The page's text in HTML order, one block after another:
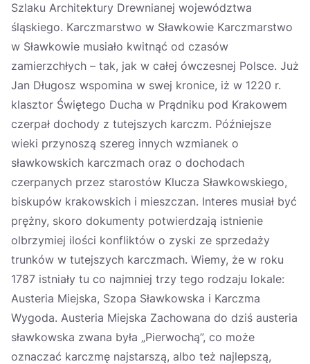
Szlaku Architektury Drewnianej województwa
śląskiego. Karczmarstwo w Sławkowie Karczmarstwo
w Sławkowie musiało kwitnąć od czasów
zamierzchłych – tak, jak w całej ówczesnej Polsce. Już
Jan Długosz wspomina w swej kronice, iż w 1220 r.
klasztor Świętego Ducha w Prądniku pod Krakowem
czerpał dochody z tutejszych karczm. Późniejsze
wieki przynoszą szereg innych wzmianek o
sławkowskich karczmach oraz o dochodach
czerpanych przez starostów Klucza Sławkowskiego,
biskupów krakowskich i mieszczan. Interes musiał być
prężny, skoro dokumenty potwierdzają istnienie
olbrzymiej ilości konfliktów o zyski ze sprzedaży
trunków w tutejszych karczmach. Wiemy, że w roku
1787 istniały tu co najmniej trzy tego rodzaju lokale:
Austeria Miejska, Szopa Sławkowska i Karczma
Wygoda. Austeria Miejska Zachowana do dziś austeria
sławkowska zwana była „Pierwochą”, co może
oznaczać karczmę najstarszą, albo też najlepszą,